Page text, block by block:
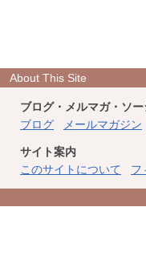
About This Site
ブログ・メルマガ・ソ
ブログ
メールマガジン
サイト案内
このサイトについて
フ